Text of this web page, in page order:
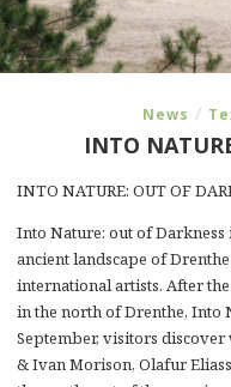
News /
INTO
INTO NATURE: OUT OF
Into Nature: out of
ancient landscape of
international artists. After
in the north of Drenthe, Into
September, visitors
& Ivan Morison, Olafur